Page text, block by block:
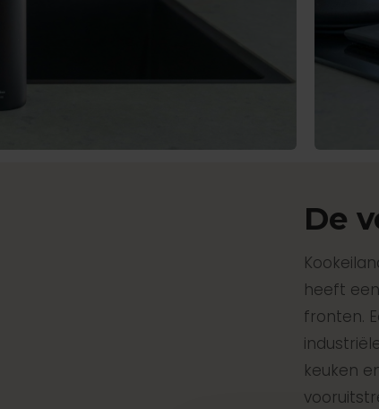
De
heeft
fronten.
keuken